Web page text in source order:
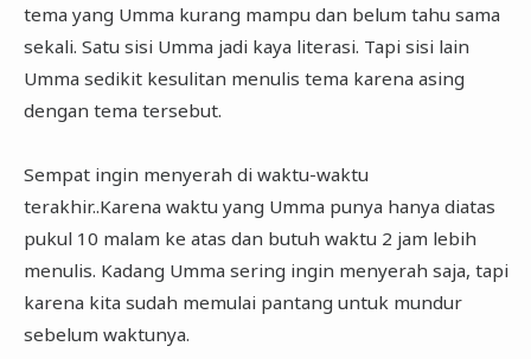
tema yang Umma kurang mampu dan belum tahu sama
sekali. Satu sisi Umma jadi kaya literasi. Tapi sisi lain
Umma sedikit kesulitan menulis tema karena asing
dengan tema tersebut.
Sempat ingin menyerah di waktu-waktu
terakhir..Karena waktu yang Umma punya hanya diatas
pukul 10 malam ke atas dan butuh waktu 2 jam lebih
menulis. Kadang Umma sering ingin menyerah saja, tapi
karena kita sudah memulai pantang untuk mundur
sebelum waktunya.